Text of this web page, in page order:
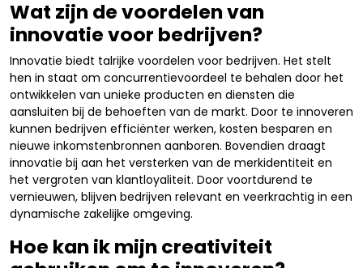
Wat zijn de voordelen van
innovatie voor bedrijven?
Innovatie biedt talrijke voordelen voor bedrijven. Het stelt
hen in staat om concurrentievoordeel te behalen door het
ontwikkelen van unieke producten en diensten die
aansluiten bij de behoeften van de markt. Door te innoveren
kunnen bedrijven efficiënter werken, kosten besparen en
nieuwe inkomstenbronnen aanboren. Bovendien draagt
innovatie bij aan het versterken van de merkidentiteit en
het vergroten van klantloyaliteit. Door voortdurend te
vernieuwen, blijven bedrijven relevant en veerkrachtig in een
dynamische zakelijke omgeving.
Hoe kan ik mijn creativiteit